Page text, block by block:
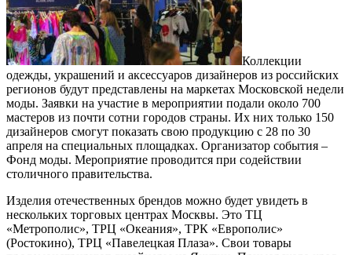
Коллекции
одежды, украшений и аксессуаров дизайнеров из российских
регионов будут представлены на маркетах Московской недели
моды. Заявки на участие в мероприятии подали около 700
мастеров из почти сотни городов страны. Их них только 150
дизайнеров смогут показать свою продукцию с 28 по 30
апреля на специальных площадках. Организатор события –
Фонд моды. Мероприятие проводится при содействии
столичного правительства.
Изделия отечественных брендов можно будет увидеть в
нескольких торговых центрах Москвы. Это ТЦ
«Метрополис», ТРЦ «Океания», ТРК «Европолис»
(Ростокино), ТРЦ «Павелецкая Плаза». Свои товары